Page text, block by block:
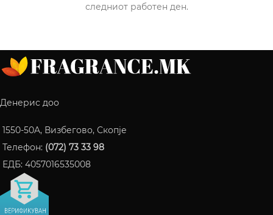
следниот работен ден.
Денерис доо
1550-50A, Визбегово, Скопје
Телефон: (072) 73 33 98
ЕДБ: 4057016535008